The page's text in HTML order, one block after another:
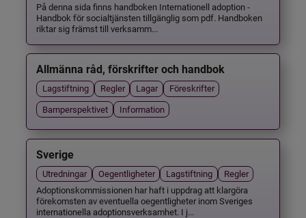
På denna sida finns handboken Internationell adoption -
Handbok för socialtjänsten tillgänglig som pdf. Handboken
riktar sig främst till verksamm...
Allmänna råd, förskrifter och handbok
Lagstiftning Regler Lagar
Föreskrifter
Barnperspektivet
Information
Sverige
Utredningar Oegentligheter Lagstiftning
Regler
Adoptionskommissionen har haft i uppdrag att klargöra
förekomsten av eventuella oegentligheter inom Sveriges
internationella adoptionsverksamhet. I j...